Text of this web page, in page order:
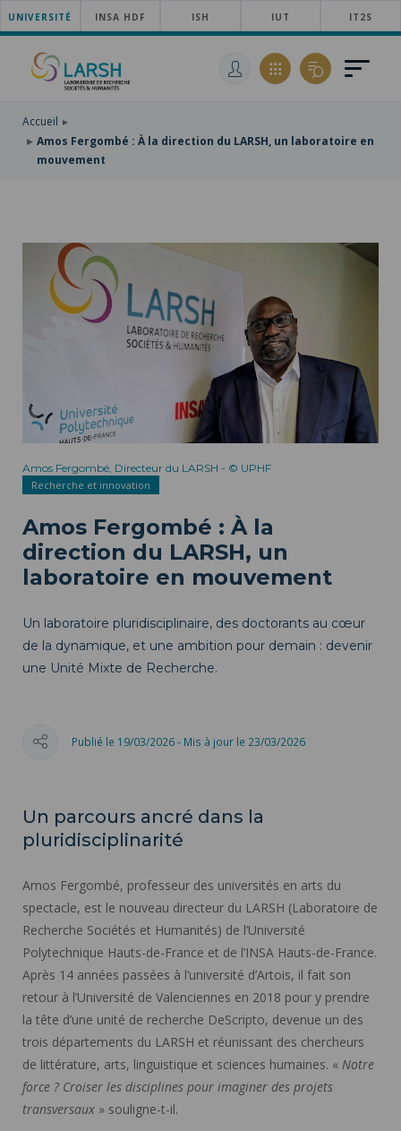
ACCÉDER
AU
MENU
PRINCIPAL
ALLER
AU
CONTENU
ACCÉDER
RECHERCHE
UNIVERSITÉ INSA HDF ISH IUT IT2S
Accueil
Amos Fergombé : À la direction du LARSH, un laboratoire en
mouvement
Amos Fergombé, Directeur du LARSH - © UPHF
Recherche et innovation
Amos Fergombé : À la
direction du LARSH, un
laboratoire en mouvement
Un laboratoire pluridisciplinaire, des doctorants au cœur
de la dynamique, et une ambition pour demain : devenir
une Unité Mixte de Recherche.
Publié le 19/03/2026 - Mis à jour le 23/03/2026
Un parcours ancré dans la
pluridisciplinarité
Amos Fergombé, professeur des universités en arts du
spectacle, est le nouveau directeur du LARSH (Laboratoire de
Recherche Sociétés et Humanités) de l’Université
Polytechnique Hauts-de-France et de l’INSA Hauts-de-France.
Après 14 années passées à l’université d’Artois, il fait son
retour à l’Université de Valenciennes en 2018 pour y prendre
la tête d’une unité de recherche DeScripto, devenue un des
trois départements du LARSH et réunissant des chercheurs
de littérature, arts, linguistique et sciences humaines. « Notre
force ? Croiser les disciplines pour imaginer des projets
transversaux » souligne-t-il.